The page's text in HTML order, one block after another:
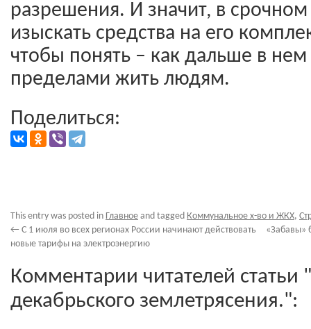
разрешения. И значит, в
изыскать средства на его
чтобы понять – как дальше в
пределами жить людям.
Поделиться:
This entry was posted in Главное and tagged Коммунальное х-во и ЖКХ,
← С 1 июля во всех регионах России начинают действовать
новые тарифы на электроэнергию
«Забавы»
Комментарии читателей статьи
декабрьского землетрясения.":